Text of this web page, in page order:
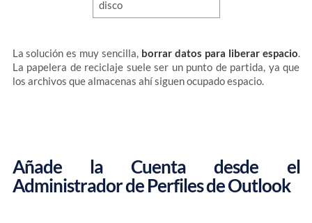
La solución es muy sencilla, borrar datos para liberar espacio.
La papelera de reciclaje suele ser un punto de partida, ya que
los archivos que almacenas ahí siguen ocupado espacio.
Añade la Cuenta desde el
Administrador de Perfiles de Outlook